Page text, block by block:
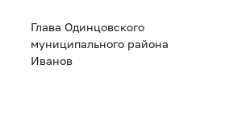
Глава Одинцовского
Иванов